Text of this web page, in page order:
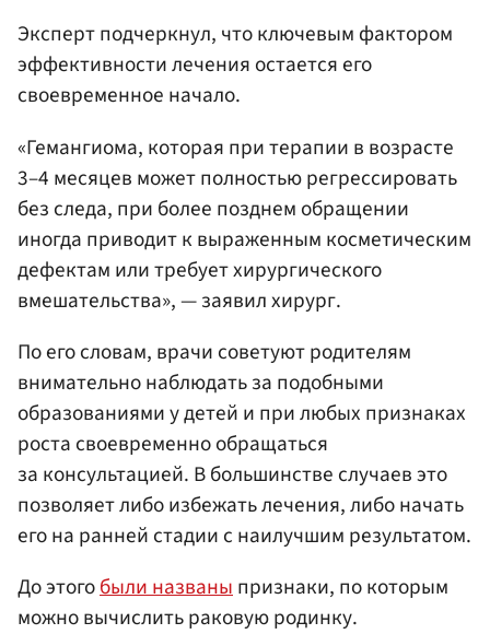
Эксперт подчеркнул, что ключевым фактором
эффективности лечения остается его
своевременное начало.
«Гемангиома, которая при терапии в возрасте
3–4 месяцев может полностью регрессировать
без следа, при более позднем обращении
иногда приводит к выраженным косметическим
дефектам или требует хирургического
вмешательства», — заявил хирург.
По его словам, врачи советуют родителям
внимательно наблюдать за подобными
образованиями у детей и при любых признаках
роста своевременно обращаться
за консультацией. В большинстве случаев это
позволяет либо избежать лечения, либо начать
его на ранней стадии с наилучшим результатом.
До этогобыли названыпризнаки, по которым
можно вычислить раковую родинку.